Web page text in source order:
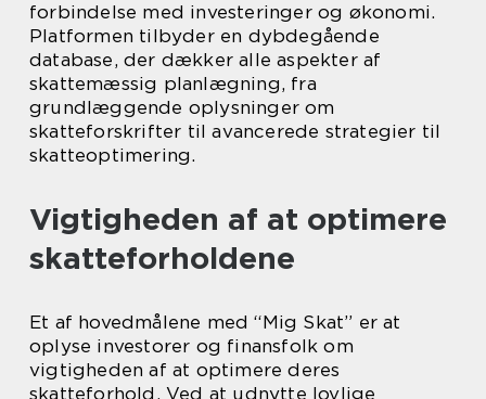
forbindelse med investeringer og økonomi.
Platformen tilbyder en dybdegående
database, der dækker alle aspekter af
skattemæssig planlægning, fra
grundlæggende oplysninger om
skatteforskrifter til avancerede strategier til
skatteoptimering.
Vigtigheden af at optimere
skatteforholdene
Et af hovedmålene med “Mig Skat” er at
oplyse investorer og finansfolk om
vigtigheden af at optimere deres
skatteforhold. Ved at udnytte lovlige